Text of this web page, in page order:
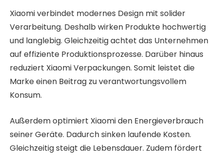
Xiaomi verbindet modernes Design mit solider
Verarbeitung. Deshalb wirken Produkte hochwertig
und langlebig. Gleichzeitig achtet das Unternehmen
auf effiziente Produktionsprozesse. Darüber hinaus
reduziert Xiaomi Verpackungen. Somit leistet die
Marke einen Beitrag zu verantwortungsvollem
Konsum.
Außerdem optimiert Xiaomi den Energieverbrauch
seiner Geräte. Dadurch sinken laufende Kosten.
Gleichzeitig steigt die Lebensdauer. Zudem fördert